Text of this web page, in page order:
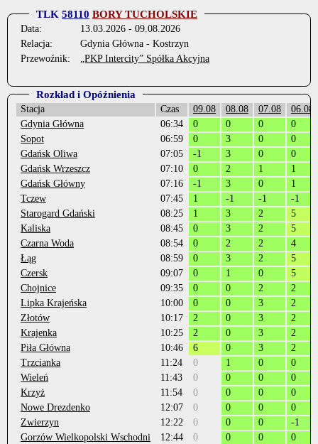
TLK 58110 BORY TUCHOLSKIE
Data:
13.03.2026 - 09.08.2026
Relacja:
Gdynia Główna - Kostrzyn
Przewoźnik:
„PKP Intercity” Spółka Akcyjna
Rozkład i Opóźnienia
Stacja Czas 09.08 08.08 07.08
06.08
Gdynia Główna
06:34 0 0 0
0
Sopot
06:59 0 3 0
0
Gdańsk Oliwa
07:05 -1 3 0
0
Gdańsk Wrzeszcz
07:10 0 2 1
1
Gdańsk Główny
07:16 -1 3 0
1
Tczew
07:45 1 -1 -1
-1
Starogard Gdański
08:25 1 3 2
5
Kaliska
08:45 0 3 2
5
Czarna Woda
08:54 0 2 2
4
Łąg
08:59 0 3 2
5
Czersk
09:07 0 1 0
5
Chojnice
09:35 0 0 2
2
Lipka Krajeńska
10:00 0 0 3
2
Złotów
10:17 2 0 3
2
Krajenka
10:25 2 0 3
2
Piła Główna
10:46 6 0 3
2
Trzcianka
11:24 0 1 0
0
Wieleń
11:43 0 0 0
0
Krzyż
11:54 0 0 0
0
Nowe Drezdenko
12:07 0 0 0
0
Zwierzyn
12:22 0 0 0
-1
Gorzów Wielkopolski Wschodni
12:44 0 0 0
0